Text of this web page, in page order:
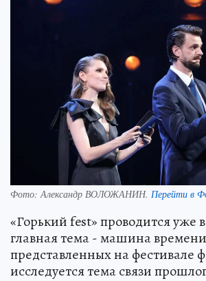
Фото: Александр ВОЛОЖАНИН. Перейти в
«Горький fest» проводится уже
главная тема - машина
представленных на фестивале
исследуется тема связи